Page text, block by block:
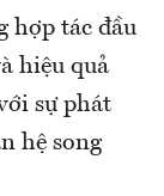
hợp tác đầu
hiệu quả
sự phát
hệ song